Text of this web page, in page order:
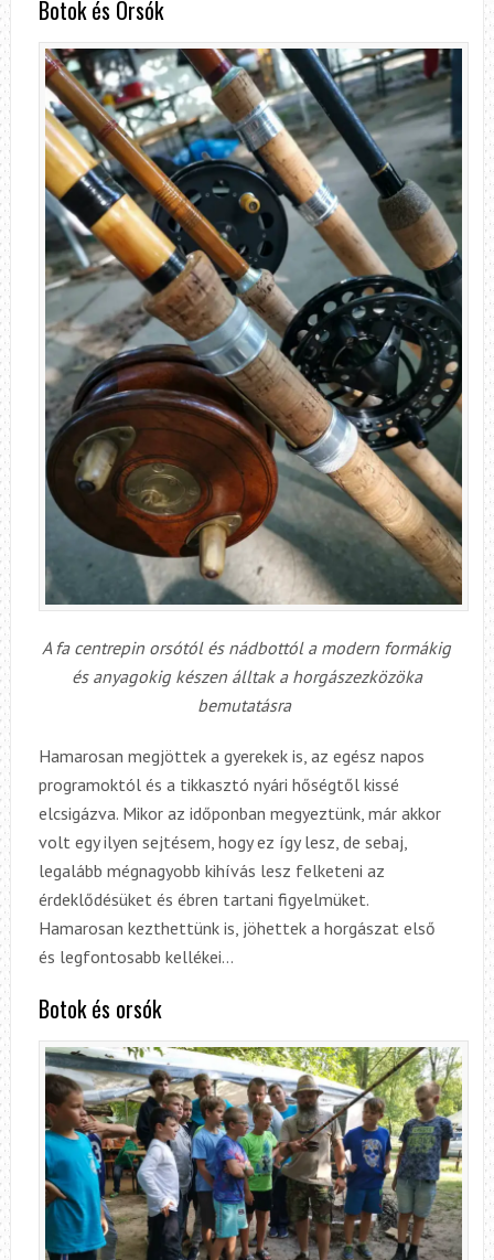
Botok és Orsók
A fa centrepin orsótól és nádbottól a modern formákig
és anyagokig készen álltak a horgászezközöka
bemutatásra
Hamarosan megjöttek a gyerekek is, az egész napos
programoktól és a tikkasztó nyári hőségtől kissé
elcsigázva. Mikor az időponban megyeztünk, már akkor
volt egy ilyen sejtésem, hogy ez így lesz, de sebaj,
legalább mégnagyobb kihívás lesz felketeni az
érdeklődésüket és ébren tartani figyelmüket.
Hamarosan kezthettünk is, jöhettek a horgászat első
és legfontosabb kellékei…
Botok és orsók